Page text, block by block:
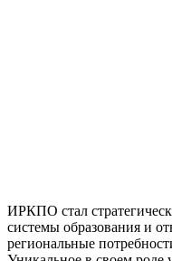
ИРКПО стал
системы образования и
региональные